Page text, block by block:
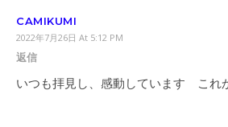
CAMIKUMI
2022年7月26日 At 5:12 PM
返信
いつも拝見し、感動しています これ